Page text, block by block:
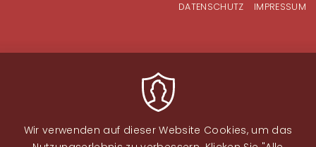
DATENSCHUTZ IMPRESSUM
Wir verwenden auf dieser Website Cookies, um das